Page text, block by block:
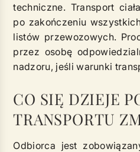
techniczne. Transport
po zakończeniu
listów przewozowych.
przez osobę
nadzoru, jeśli warunki
CO SIĘ DZIEJE
TRANSPORTU
Odbiorca jest